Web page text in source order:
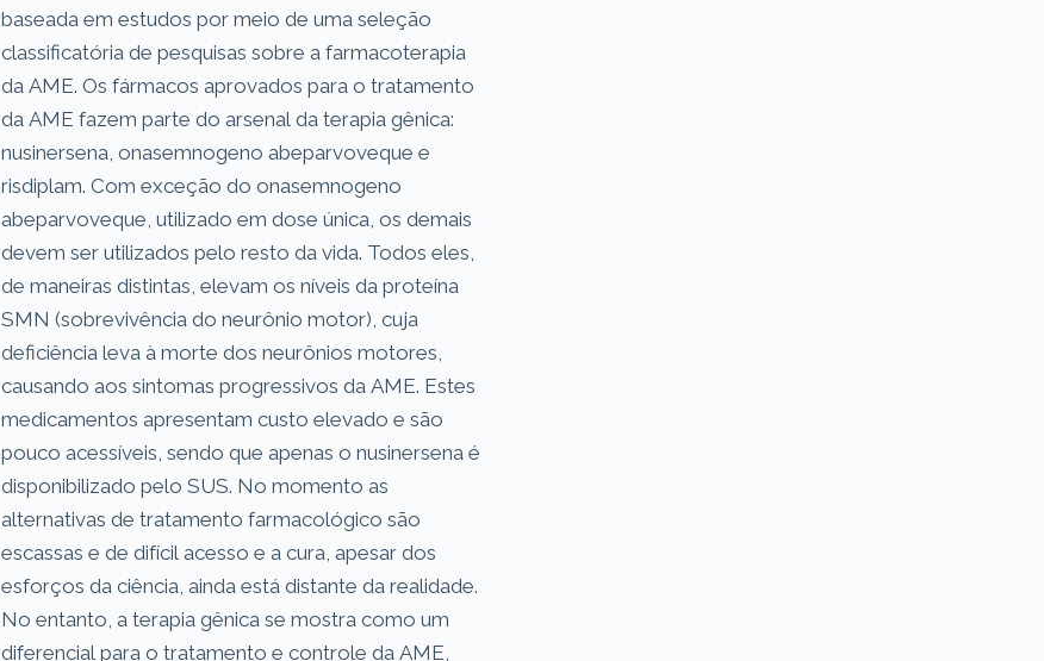
baseada em estudos por meio de uma seleção
classificatória de pesquisas sobre a farmacoterapia
da AME. Os fármacos aprovados para o tratamento
da AME fazem parte do arsenal da terapia gênica:
nusinersena, onasemnogeno abeparvoveque e
risdiplam. Com exceção do onasemnogeno
abeparvoveque, utilizado em dose única, os demais
devem ser utilizados pelo resto da vida. Todos eles,
de maneiras distintas, elevam os níveis da proteína
SMN (sobrevivência do neurônio motor), cuja
deficiência leva à morte dos neurônios motores,
causando aos sintomas progressivos da AME. Estes
medicamentos apresentam custo elevado e são
pouco acessíveis, sendo que apenas o nusinersena é
disponibilizado pelo SUS. No momento as
alternativas de tratamento farmacológico são
escassas e de difícil acesso e a cura, apesar dos
esforços da ciência, ainda está distante da realidade.
No entanto, a terapia gênica se mostra como um
diferencial para o tratamento e controle da AME,